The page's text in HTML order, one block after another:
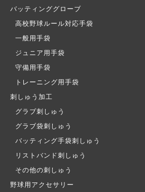
バッティンググローブ
高校野球ルール対応手袋
一般用手袋
ジュニア用手袋
守備用手袋
トレーニング用手袋
刺しゅう加工
グラブ刺しゅう
グラブ袋刺しゅう
バッティング手袋刺しゅう
リストバンド刺しゅう
その他の刺しゅう
野球用アクセサリー